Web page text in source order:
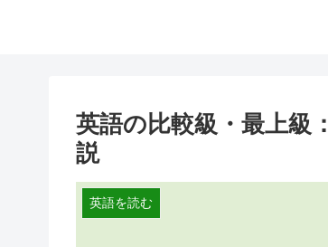
英語の比較級・最上級
説
英語を読む